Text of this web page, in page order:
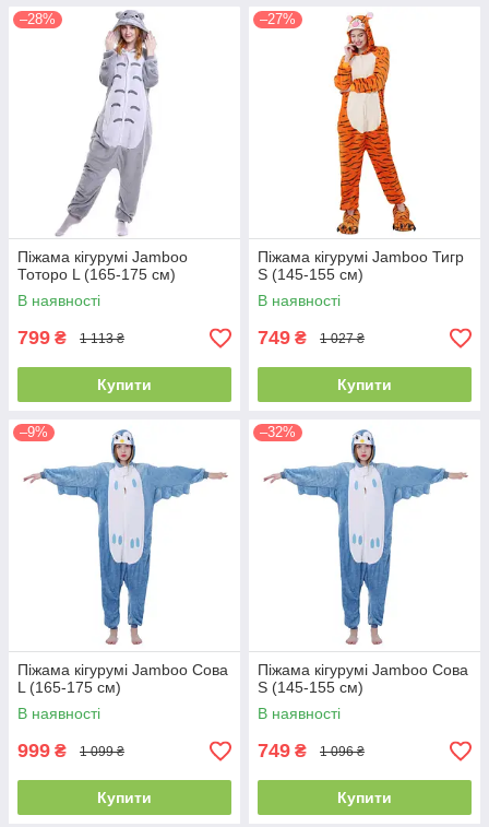
–28%
Піжама кігурумі Jamboo
Тоторо L (165-175 см)
В наявності
799 ₴ 1 113 ₴
Купити
–27%
Піжама кігурумі Jamboo Тигр
S (145-155 см)
В наявності
749 ₴ 1 027 ₴
Купити
–9%
Піжама кігурумі Jamboo Сова
L (165-175 см)
В наявності
999 ₴ 1 099 ₴
Купити
–32%
Піжама кігурумі Jamboo Сова
S (145-155 см)
В наявності
749 ₴ 1 096 ₴
Купити